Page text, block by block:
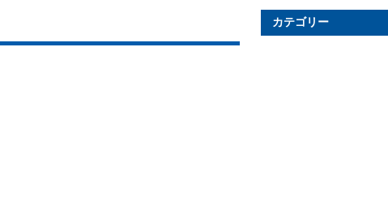
カテゴリー